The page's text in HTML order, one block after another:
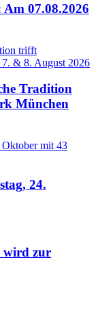
Am 07.08.2026
Tradition
München
24.
wird zur